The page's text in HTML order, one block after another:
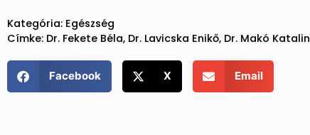
Kategória: Egészség
Címke: Dr. Fekete Béla, Dr. Lavicska Enikő, Dr. Makó Katalin
Facebook X Email